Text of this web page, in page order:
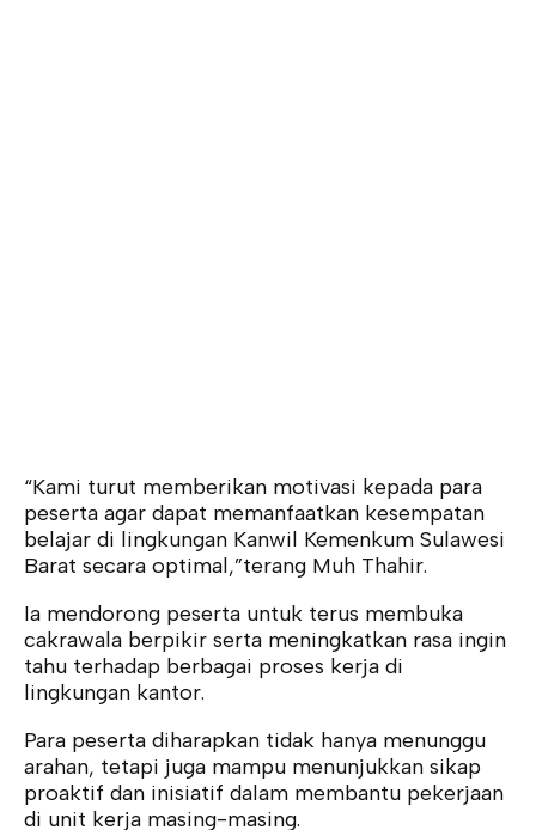
“Kami turut memberikan motivasi kepada para
peserta agar dapat memanfaatkan kesempatan
belajar di lingkungan Kanwil Kemenkum Sulawesi
Barat secara optimal,”terang Muh Thahir.
Ia mendorong peserta untuk terus membuka
cakrawala berpikir serta meningkatkan rasa ingin
tahu terhadap berbagai proses kerja di
lingkungan kantor.
Para peserta diharapkan tidak hanya menunggu
arahan, tetapi juga mampu menunjukkan sikap
proaktif dan inisiatif dalam membantu pekerjaan
di unit kerja masing-masing.